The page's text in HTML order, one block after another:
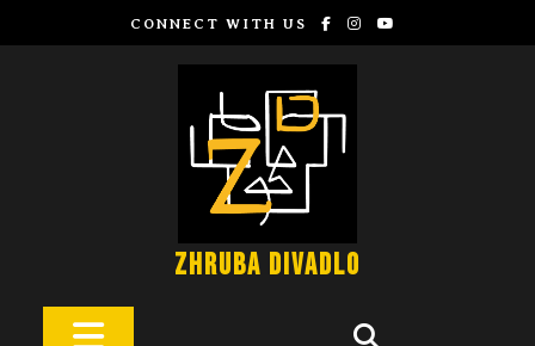
CONNECT WITH US
Zhruba Divadlo